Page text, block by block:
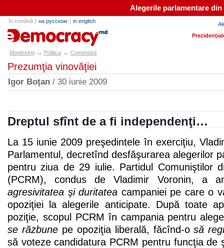
Alegerile parlamentare
în română | на русском | in english
e-democracy.md
Monitoring → Politica → Comentarii
Prezumţia vinovăţiei
Igor Boţan / 30 iunie 2009
Dreptul sfînt de a fi independenţi…
La 15 iunie 2009 preşedintele în exerciţiu,
Parlamentul, decretînd desfăşurarea alegerilor
pentru ziua de 29 iulie. Partidul Comuniştilor
(PCRM), condus de Vladimir Voronin, a
agresivitatea şi duritatea campaniei pe care o
opoziţiei la alegerile anticipate. După toate
poziţie, scopul PCRM în campania pentru
se răzbunepe opoziţia liberală, făcînd-osă
să voteze candidatura PCRM pentru funcţia de